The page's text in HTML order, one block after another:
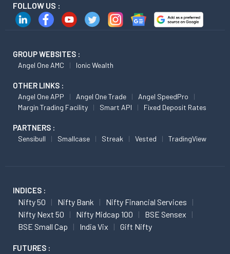
FOLLOW US :
GROUP WEBSITES :
Angel One AMC Ionic Wealth
OTHER LINKS :
Angel One APP Angel One Trade
Angel SpeedPro
Margin Trading Facility
Smart API Fixed Deposit Rates
PARTNERS :
Sensibull Smallcase Streak Vested TradingView
INDICES :
Nifty 50 Nifty Bank
Nifty Financial Services
Nifty Next 50
Nifty Midcap 100
BSE Sensex
BSE Small Cap
India Vix Gift Nifty
FUTURES :